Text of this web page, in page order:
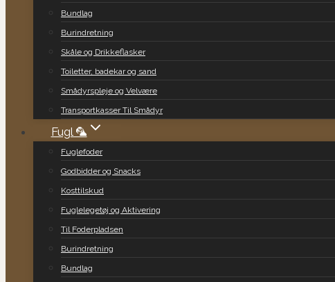
Bundlag
Burindretning
Skåle og Drikkeflasker
Toiletter, badekar og sand
Smådyrspleje og Velvære
Transportkasser Til Smådyr
Fugl 🦜
Fuglefoder
Godbidder og Snacks
Kosttilskud
Fuglelegetøj og Aktivering
Til Foderpladsen
Burindretning
Bundlag